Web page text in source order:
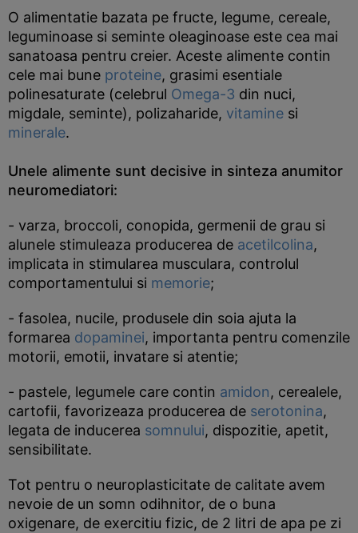
O alimentatie bazata pe fructe, legume, cereale,
leguminoase si seminte oleaginoase este cea mai
sanatoasa pentru creier. Aceste alimente contin
cele mai bune proteine, grasimi esentiale
polinesaturate (celebrul Omega-3 din nuci,
migdale, seminte), polizaharide, vitamine si
minerale.
Unele alimente sunt decisive in sinteza anumitor
neuromediatori:
- varza, broccoli, conopida, germenii de grau si
alunele stimuleaza producerea de acetilcolina,
implicata in stimularea musculara, controlul
comportamentului si memorie;
- fasolea, nucile, produsele din soia ajuta la
formarea dopaminei, importanta pentru comenzile
motorii, emotii, invatare si atentie;
- pastele, legumele care contin amidon, cerealele,
cartofii, favorizeaza producerea de serotonina,
legata de inducerea somnului, dispozitie, apetit,
sensibilitate.
Tot pentru o neuroplasticitate de calitate avem
nevoie de un somn odihnitor, de o buna
oxigenare, de exercitiu fizic, de 2 litri de apa pe zi